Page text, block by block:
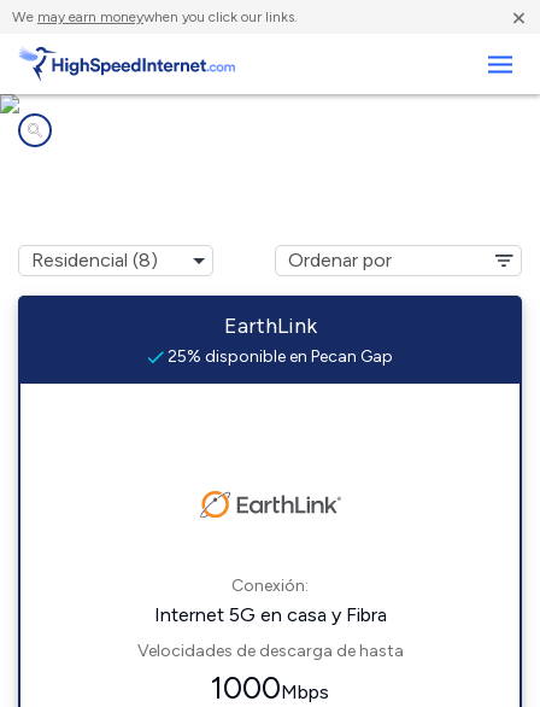
We may earn moneywhen you click our links. ×
EarthLink
25% disponible en Pecan Gap
Conexión:
Internet 5G en casa y Fibra
Velocidades de descarga de hasta
1000Mbps